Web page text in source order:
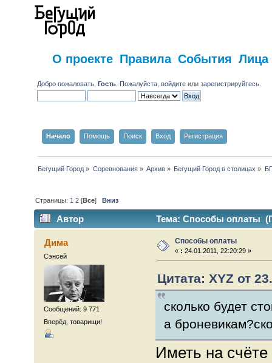
О проекте Правила События Лица
Добро пожаловать,Гость . Пожалуйста,войдите илизарегистрируйтесь
Начало Помощь Поиск Вход Регистрация
Бегущий Город » Соревнования» Архив » Бегущий Город в столицах »
Страницы: 1 2 [Все]Вниз
Автор Тема: Способы оплаты
Дима
Сэнсей
Сообщений: 9 771
Вперёд, товарищи!
Способы оплаты
« : 24.01.2011, 22:20:29 »
Цитата: XYZ от
сколько будет
а
Иметь на